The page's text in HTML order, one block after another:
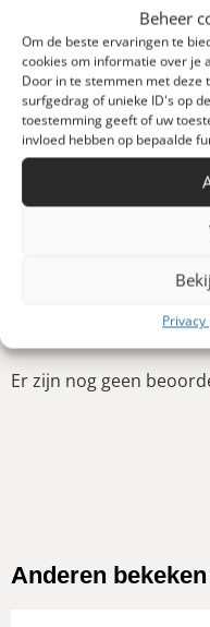
Beheer
Om de beste ervaringen te
cookies om informatie over je
Door in te stemmen met deze
surfgedrag of unieke ID's op
toestemming geeft of uw
invloed hebben op bepaalde
Privacy
Heel goed
Gemiddeld
Slecht
Er zijn nog geen
Anderen